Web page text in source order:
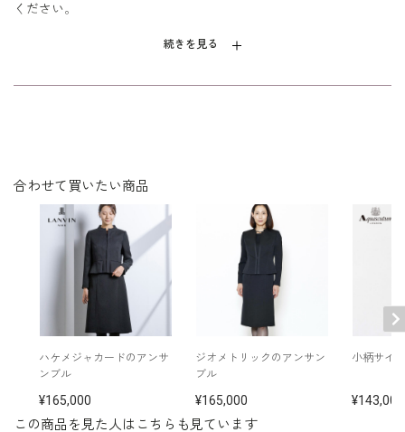
続きを見る
ください。
この商品を見た人はこちらも見ています
合わせて買いたい商品
ハケメジャカードのアンサ
ンブル
165,000
ジオメトリックのアンサン
ブル
165,000
小柄サイ
143,000